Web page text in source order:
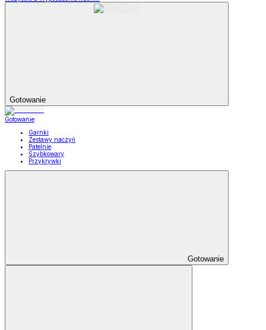
Gotowanie
Gotowanie
Garnki
Zestawy naczyń
Patelnie
Szybkowary
Przykrywki
Gotowanie